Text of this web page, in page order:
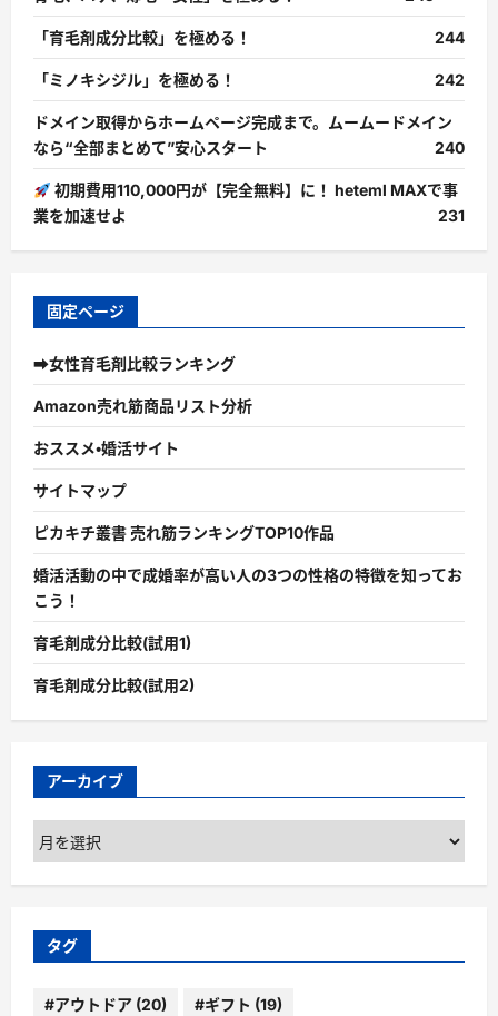
「育毛剤成分比較」を極める！ 244
「ミノキシジル」を極める！ 242
ドメイン取得からホームページ完成まで。ムームードメイン
なら“全部まとめて”安心スタート
240
初期費用110,000円が【完全無料】に！ heteml MAXで事
業を加速せよ
231
固定ページ
➡女性育毛剤比較ランキング
Amazon売れ筋商品リスト分析
おススメ・婚活サイト
サイトマップ
ピカキチ叢書 売れ筋ランキングTOP10作品
婚活活動の中で成婚率が高い人の3つの性格の特徴を知ってお
こう！
育毛剤成分比較(試用1)
育毛剤成分比較(試用2)
アーカイブ
ア
ー
カ
ブ
タグ
#アウトドア (20) #ギフト (19)